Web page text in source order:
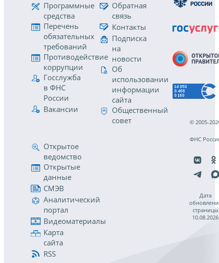
Программные
средства
Перечень
обязательных
требований
Противодействие
коррупции
Госслужба
в ФНС
России
Вакансии
Обратная
связь
Контакты
Подписка
на
новости
Об
использовании
информации
сайта
Общественный
совет
Открытое
ведомство
Открытые
данные
СМЭВ
Аналитический
портал
Видеоматериалы
Карта
сайта
RSS
© 2005-
ФНС
Дата
страницы
10.08.2026